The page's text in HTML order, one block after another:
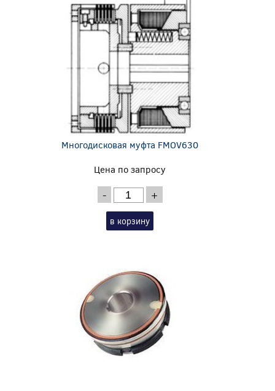
Многодисковая муфта FMOV630
Цена по запросу
- +
в корзину